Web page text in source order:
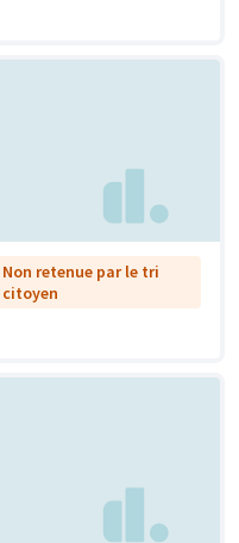
Non retenue par le tri
citoyen